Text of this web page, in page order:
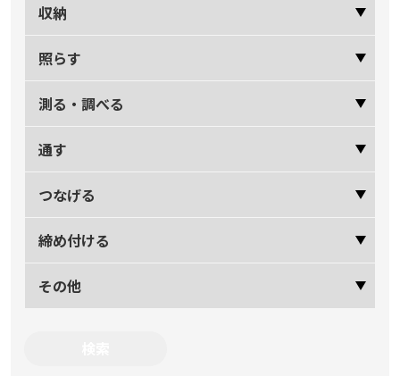
収納
照らす
測る・調べる
通す
つなげる
締め付ける
その他